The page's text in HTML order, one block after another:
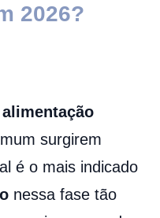
2026?
surgirem
é o mais indicado
nessa fase tão